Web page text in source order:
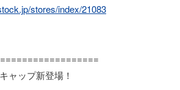
stores/index/21083
ャップ新登場！